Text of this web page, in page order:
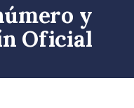
y
Oficial